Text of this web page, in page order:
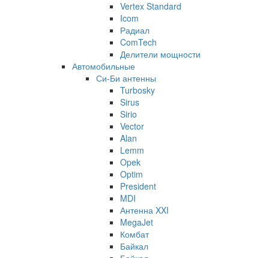
Vertex Standard
Icom
Радиал
ComTech
Делители мощности
Автомобильные
Си-Би антенны
Turbosky
Sirus
Sirio
Vector
Alan
Lemm
Opek
Optim
President
MDI
Антенна XXI
MegaJet
Комбат
Байкал